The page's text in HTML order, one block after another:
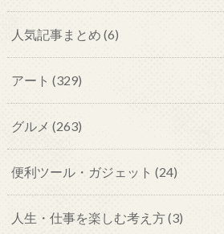
人気記事まとめ (6)
アート (329)
グルメ (263)
便利ツール・ガジェット (24)
人生・仕事を楽しむ考え方(3)